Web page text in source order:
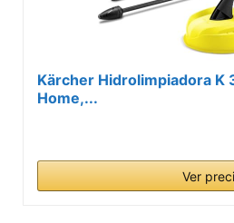
Kärcher Hidrolimpiadora K
Home,...
Ver